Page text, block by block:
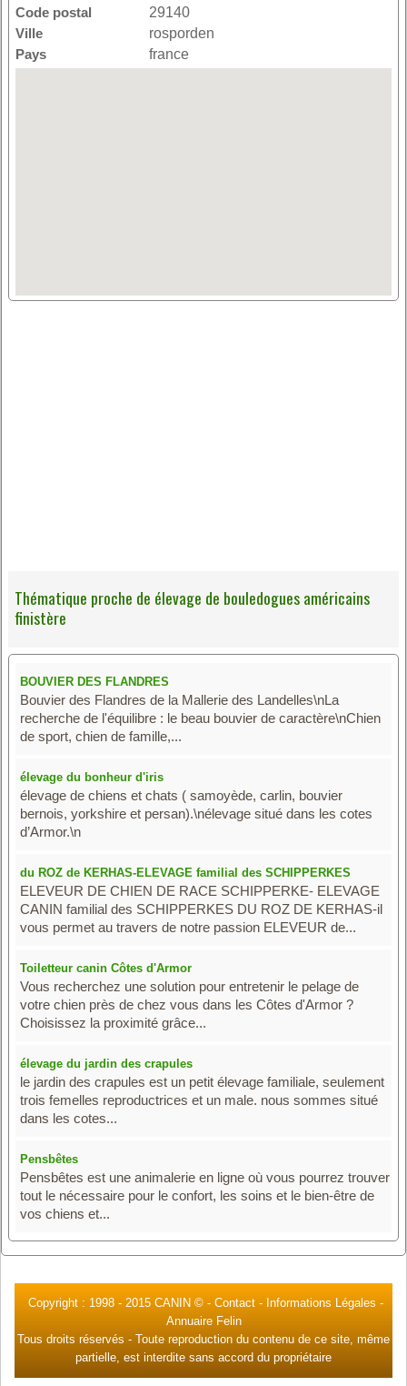
Code postal
29140
Ville
rosporden
Pays
france
Thématique proche de élevage de bouledogues américains
finistère
BOUVIER DES FLANDRES
Bouvier des Flandres de la Mallerie des Landelles\nLa
recherche de l'équilibre : le beau bouvier de caractère\nChien
de sport, chien de famille,...
élevage du bonheur d'iris
élevage de chiens et chats ( samoyède, carlin, bouvier
bernois, yorkshire et persan).\nélevage situé dans les cotes
d’Armor.\n
du ROZ de KERHAS-ELEVAGE familial des SCHIPPERKES
ELEVEUR DE CHIEN DE RACE SCHIPPERKE- ELEVAGE
CANIN familial des SCHIPPERKES DU ROZ DE KERHAS-il
vous permet au travers de notre passion ELEVEUR de...
Toiletteur canin Côtes d'Armor
Vous recherchez une solution pour entretenir le pelage de
votre chien près de chez vous dans les Côtes d'Armor ?
Choisissez la proximité grâce...
élevage du jardin des crapules
le jardin des crapules est un petit élevage familiale, seulement
trois femelles reproductrices et un male. nous sommes situé
dans les cotes...
Pensbêtes
Pensbêtes est une animalerie en ligne où vous pourrez trouver
tout le nécessaire pour le confort, les soins et le bien-être de
vos chiens et...
Copyright : 1998 - 2015 CANIN © - Contact- Informations Légales -
Annuaire Felin
Tous droits réservés - Toute reproduction du contenu de ce site, même
partielle, est interdite sans accord du propriétaire